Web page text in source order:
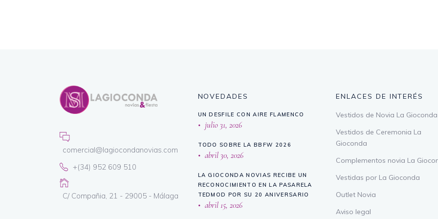
comercial@lagiocondanovias.com
+(34) 952 609 510
C/ Compañia, 21 - 29005 - Málaga
NOVEDADES
UN DESFILE CON AIRE FLAMENCO
julio 31, 2026
TODO SOBRE LA BBFW 2026
abril 30, 2026
LA GIOCONDA NOVIAS RECIBE UN
RECONOCIMIENTO EN LA PASARELA
TEDMOD POR SU 20 ANIVERSARIO
abril 15, 2026
ENLACES DE INTERÉS
Vestidos de Novia La Gioconda
Vestidos de Ceremonia La
Gioconda
Complementos novia La
Vestidas por La Gioconda
Outlet Novia
Aviso legal